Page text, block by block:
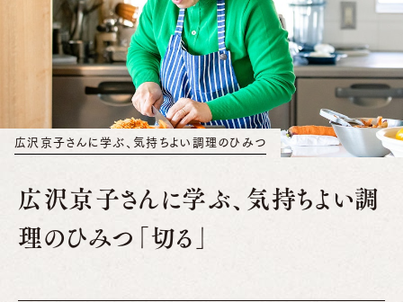
広沢京子さんに学ぶ、気持ちよい調理のひみつ
広沢京子さんに学ぶ、気持ちよい調
理のひみつ「切る」